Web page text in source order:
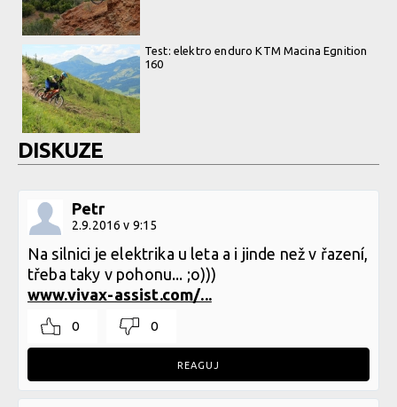
Test: elektro enduro KTM Macina Egnition
160
DISKUZE
Petr
2.9.2016 v 9:15
Na silnici je elektrika u leta a i jinde než v řazení,
třeba taky v pohonu... ;o)))
www.vivax-assist.com/...
0 0
REAGUJ